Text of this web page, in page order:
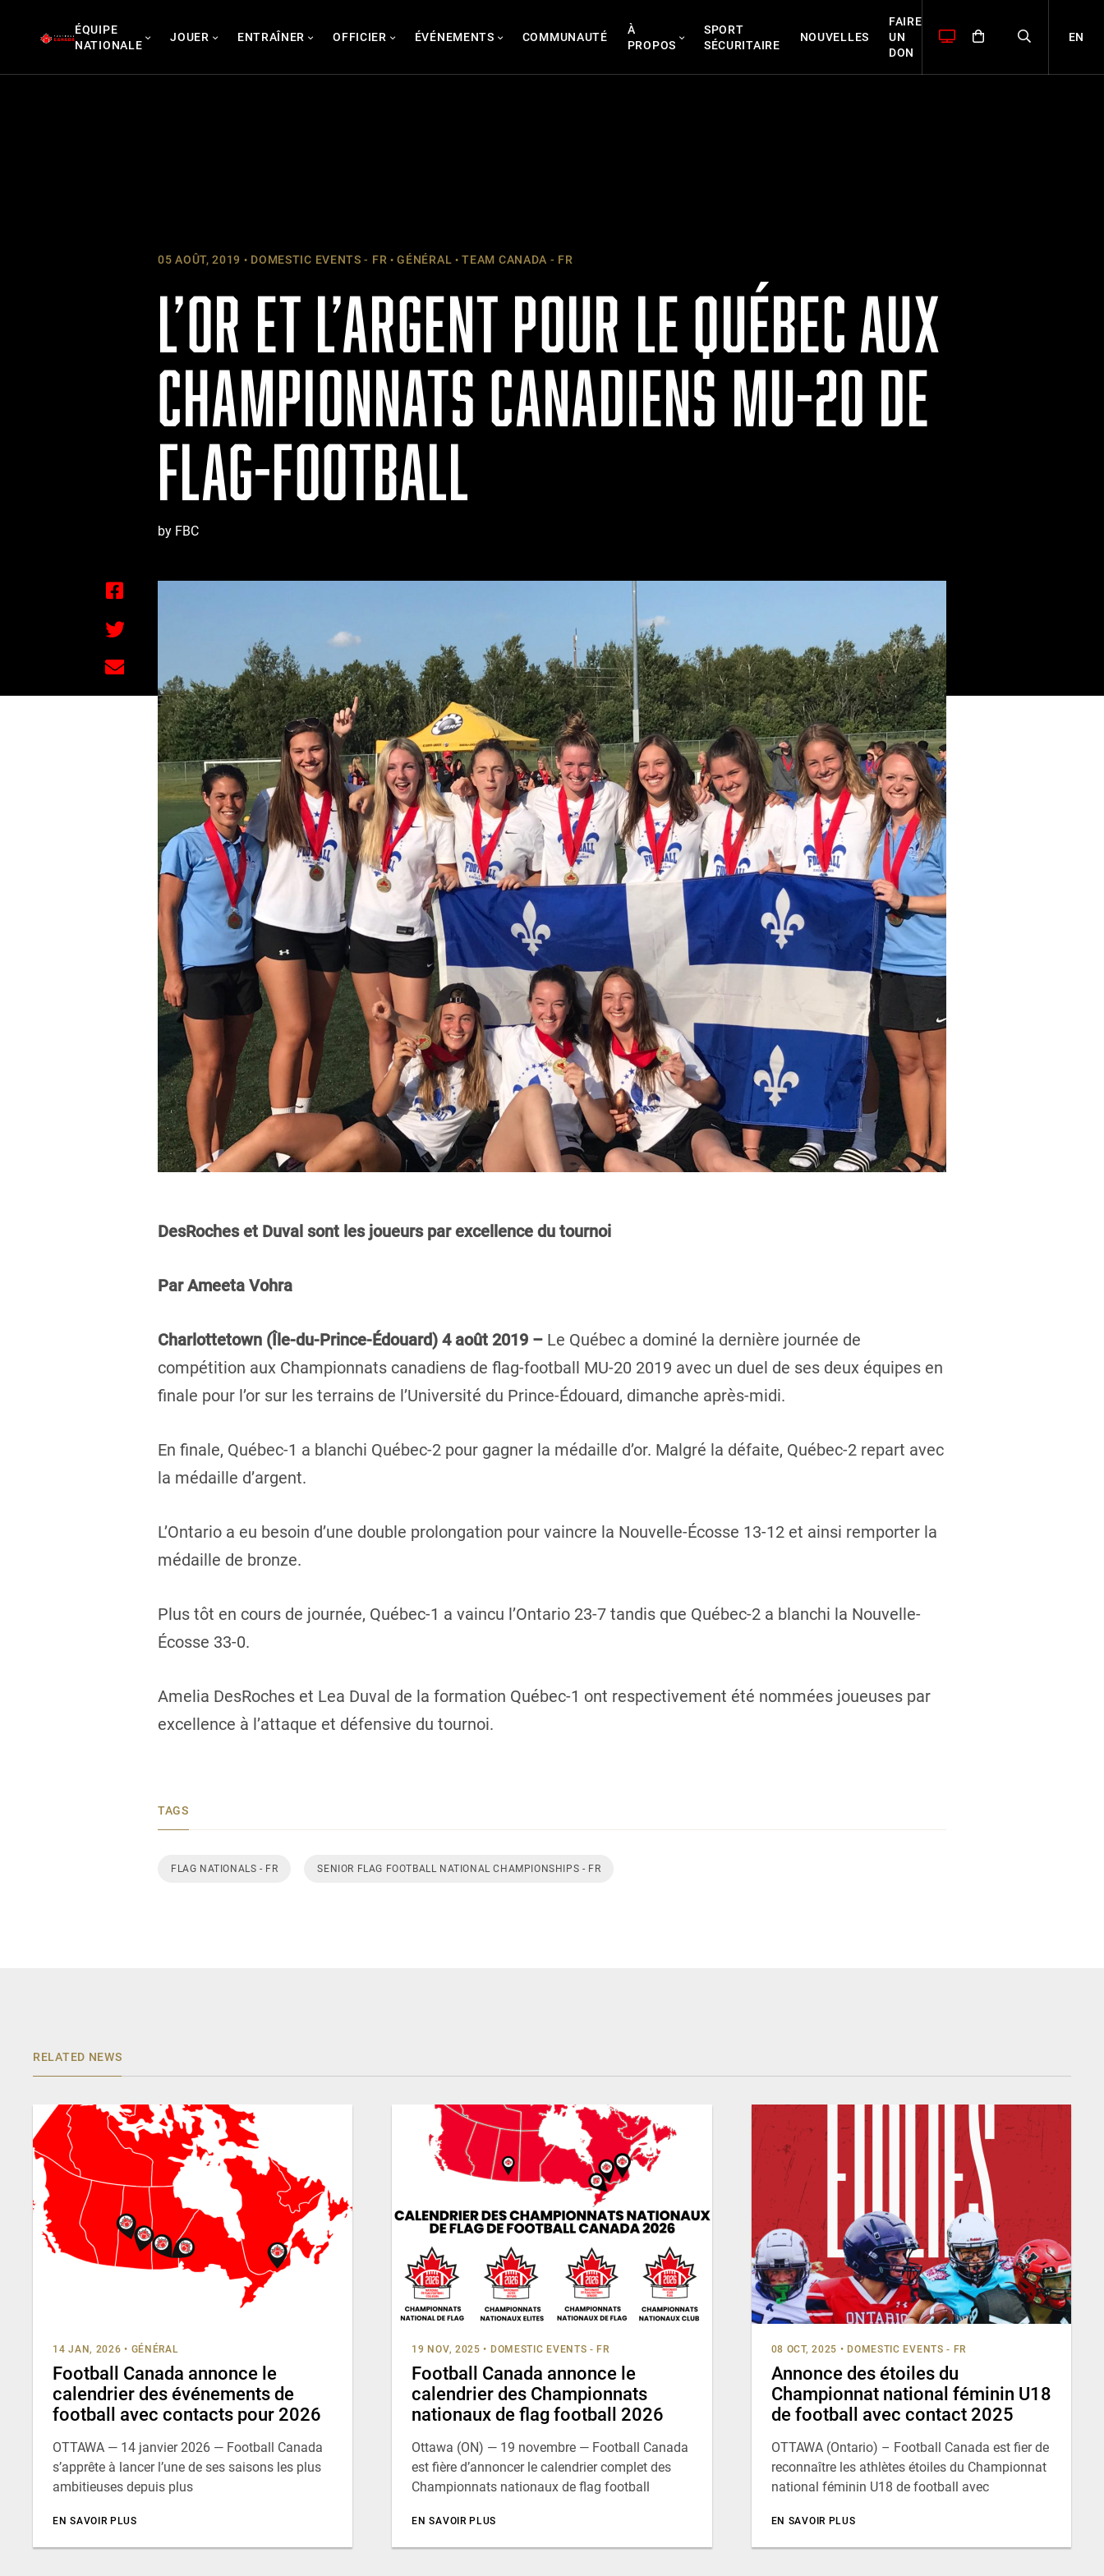
ÉQUIPE
NATIONALE
JOUER ENTRAÎNER OFFICIER ÉVÉNEMENTS COMMUNAUTÉ
À
PROPOS
SPORT
SÉCURITAIRE
NOUVELLES
FAIRE
UN
DON
EN
05 AOÛT, 2019 DOMESTIC EVENTS - FR GÉNÉRAL TEAM CANADA - FR
L’OR ET L’ARGENT POUR LE QUÉBEC AUX
CHAMPIONNATS CANADIENS MU-20 DE
FLAG-FOOTBALL
by FBC
DesRoches et Duval sont les joueurs par excellence du tournoi
Par Ameeta Vohra
Charlottetown (Île-du-Prince-Édouard) 4 août 2019 – Le Québec a dominé la dernière journée de
compétition aux Championnats canadiens de flag-football MU-20 2019 avec un duel de ses deux équipes en
finale pour l’or sur les terrains de l’Université du Prince-Édouard, dimanche après-midi.
En finale, Québec-1 a blanchi Québec-2 pour gagner la médaille d’or. Malgré la défaite, Québec-2 repart avec
la médaille d’argent.
L’Ontario a eu besoin d’une double prolongation pour vaincre la Nouvelle-Écosse 13-12 et ainsi remporter la
médaille de bronze.
Plus tôt en cours de journée, Québec-1 a vaincu l’Ontario 23-7 tandis que Québec-2 a blanchi la Nouvelle-
Écosse 33-0.
Amelia DesRoches et Lea Duval de la formation Québec-1 ont respectivement été nommées joueuses par
excellence à l’attaque et défensive du tournoi.
TAGS
FLAG NATIONALS - FR SENIOR FLAG FOOTBALL NATIONAL CHAMPIONSHIPS - FR
RELATED NEWS
14 JAN, 2026 • GÉNÉRAL
Football Canada annonce le
calendrier des événements de
football avec contacts pour 2026
OTTAWA — 14 janvier 2026 — Football Canada
s’apprête à lancer l’une de ses saisons les plus
ambitieuses depuis plus
EN SAVOIR PLUS
19 NOV, 2025 • DOMESTIC EVENTS - FR
Football Canada annonce le
calendrier des Championnats
nationaux de flag football 2026
Ottawa (ON) — 19 novembre — Football Canada
est fière d’annoncer le calendrier complet des
Championnats nationaux de flag football
EN SAVOIR PLUS
08 OCT, 2025 • DOMESTIC EVENTS - FR
Annonce des étoiles du
Championnat national féminin U18
de football avec contact 2025
OTTAWA (Ontario) – Football Canada est fier de
reconnaître les athlètes étoiles du Championnat
national féminin U18 de football avec
EN SAVOIR PLUS